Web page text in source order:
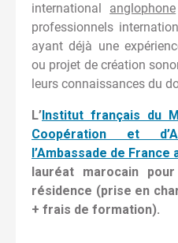
international anglophone
professionnels
ayant déjà une
ou projet de création
leurs connaissances du
L’Institut français du
Coopération et
l’Ambassade de France
lauréat marocain
résidence (prise en
+ frais de formation).